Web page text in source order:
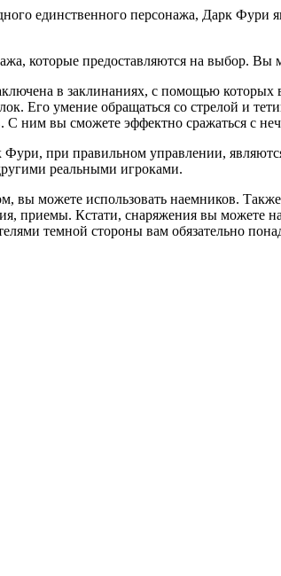
единственного персонажа, Дарк
которые предоставляются на выбор. Вы
в заклинаниях, с помощью которых
Его умение обращаться со стрелой и
ним вы сможете эффектно сражаться с
при правильном управлении,
реальными игроками.
вы можете использовать наемников.
приемы. Кстати, снаряжения вы можете
темной стороны вам обязательно